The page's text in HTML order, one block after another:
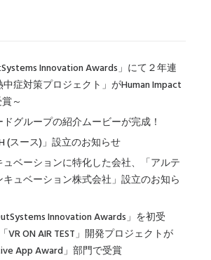
Innovation Awards」にて２年連
症対策プロジェクト」がHuman Impact
～
グループの紹介ムービーが完成！
(スース)」設立のお知らせ
ベーションに特化した会社、「アルテ
キュベーション株式会社」設立のお知ら
Innovation Awards」を初受
ON AIR TEST」開発プロジェクトが
App Award」部門で受賞